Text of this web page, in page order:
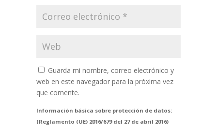
Guarda mi nombre, correo electrónico y
web en este navegador para la próxima vez
que comente.
Información básica sobre protección de datos:
(Reglamento (UE) 2016/679 del 27 de abril 2016)